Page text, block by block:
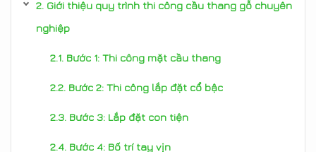
Giới thiệu quy trình thi công cầu thang gỗ chuyên
nghiệp
Bước 1: Thi công mặt cầu thang
Bước 2: Thi công lắp đặt cổ bậc
Bước 3: Lắp đặt con tiện
Bước 4: Bố trí tay vịn